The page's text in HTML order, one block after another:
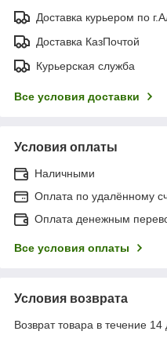
Доставка курьером по
Доставка КазПочтой
Курьерская служба
Все условия доставки
Условия оплаты
Наличными
Оплата по удалённому
Оплата денежным
Все условия оплаты
Условия возврата
Возврат товара в течение 14